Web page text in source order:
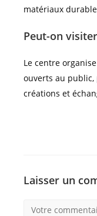
matériaux
Peut-on
Le centre
ouverts au
créations et
Laisser un